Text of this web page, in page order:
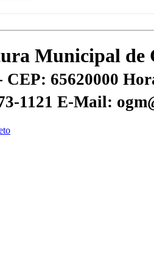
Municipal de
65620000
1121 E-Mail: